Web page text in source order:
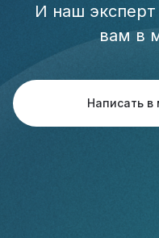
И наш эксперт
вам в
Написать